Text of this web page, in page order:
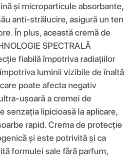
și microparticule absorbante,
anti-strălucire, asigură un ten
În plus, această cremă de
SPECTRALĂ
fiabilă împotriva radiațiilor
luminii vizibile de înaltă
poate afecta negativ
ușoară a cremei de
senzația lipicioasă la aplicare,
rapid. Crema de protecție
și este potrivită și ca
formulei sale fără parfum,